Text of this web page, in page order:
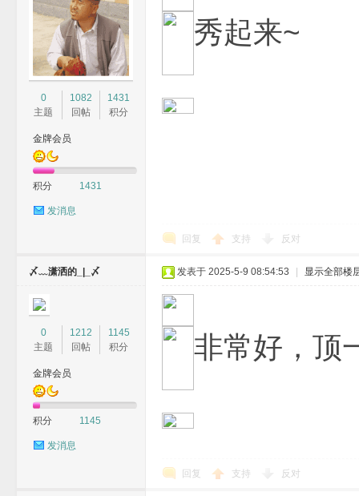
0
主题
1082
回帖
1431
积分
金牌会员
积分 1431
发消息
秀起来~
回复 支持 反对
〆﹏潇洒的_|_〆
0
主题
1212
回帖
1145
积分
金牌会员
积分 1145
发消息
发表于 2025-5-9 08:54:53 显示全部楼
非常好，顶
回复 支持 反对